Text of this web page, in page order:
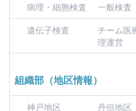
病理・細胞検査
一般検査
遺伝子検査
チーム医
理運営
組織部（地区情報）
神戸地区 丹但地区